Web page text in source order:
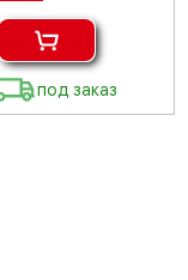
под заказ